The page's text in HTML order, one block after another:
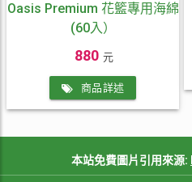
Oasis Premium 花籃專用海綿
(60入）
880 元
商品詳述
本站免費圖片引用來源: